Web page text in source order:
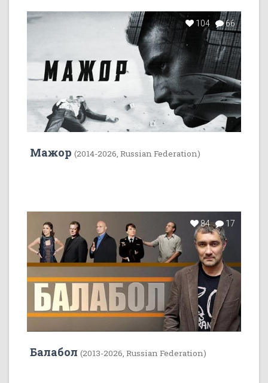
104 66
Мажор (2014-2026, Russian Federation)
84 17
Балабол (2013-2026, Russian Federation)